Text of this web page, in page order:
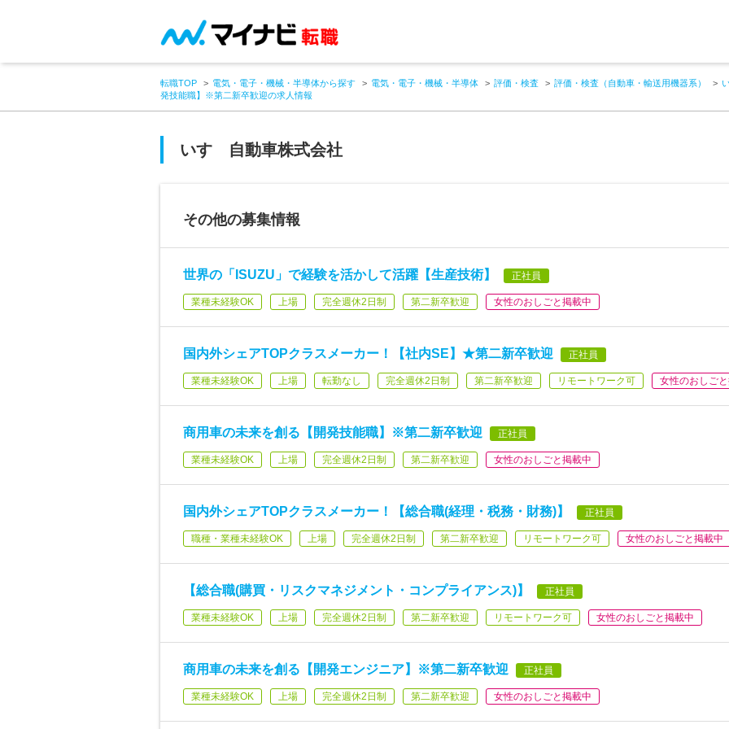
転職TOP 電気・電子・機械・半導体から探す 電気・電子・機械・半導体 評価・検査 評価・検査（自動車・輸送用機器系）
発技能職】※第二新卒歓迎の求人情報
いすゞ自動車株式会社
その他の募集情報
世界の「ISUZU」で経験を活かして活躍【生産技術】 正社員
業種未経験OK 上場 完全週休2日制 第二新卒歓迎 女性のおしごと掲載中
国内外シェアTOPクラスメーカー！【社内SE】★第二新卒歓迎 正社員
業種未経験OK 上場 転勤なし 完全週休2日制 第二新卒歓迎 リモートワーク可 女性のおしご
商用車の未来を創る【開発技能職】※第二新卒歓迎 正社員
業種未経験OK 上場 完全週休2日制 第二新卒歓迎 女性のおしごと掲載中
国内外シェアTOPクラスメーカー！【総合職(経理・税務・財務)】 正社員
職種・業種未経験OK 上場 完全週休2日制 第二新卒歓迎 リモートワーク可 女性のおしごと掲載中
【総合職(購買・リスクマネジメント・コンプライアンス)】 正社員
業種未経験OK 上場 完全週休2日制 第二新卒歓迎 リモートワーク可 女性のおしごと掲載中
商用車の未来を創る【開発エンジニア】※第二新卒歓迎 正社員
業種未経験OK 上場 完全週休2日制 第二新卒歓迎 女性のおしごと掲載中